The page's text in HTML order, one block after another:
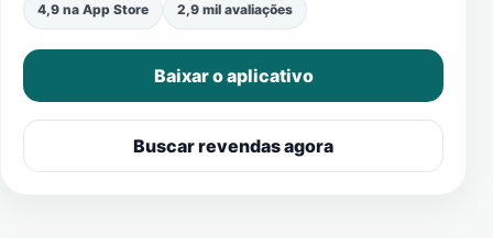
4,9 na App Store 2,9 mil avaliações
Baixar o aplicativo
Buscar revendas agora